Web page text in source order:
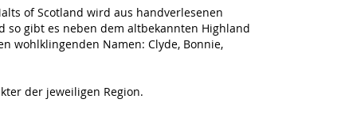
of Scotland wird aus handverlesenen
so gibt es neben dem altbekannten Highland
wohlklingenden Namen: Clyde, Bonnie,
der jeweiligen Region.